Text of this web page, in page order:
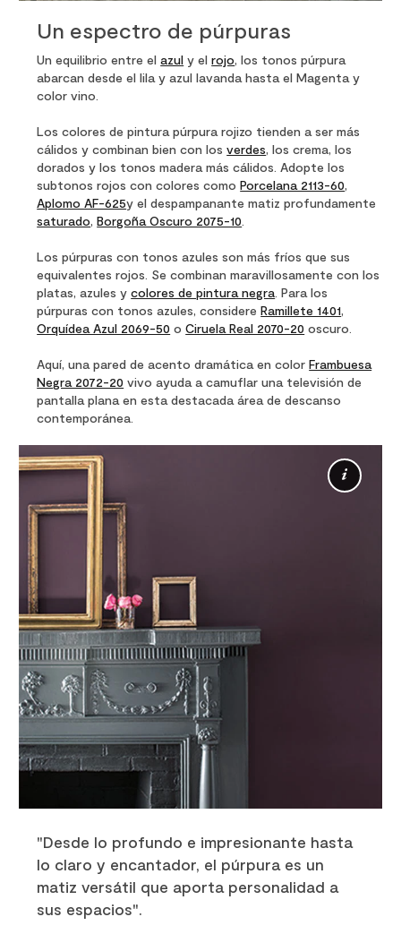
Un espectro de púrpuras
Un equilibrio entre elazul y elrojo, los tonos púrpura
abarcan desde el lila y azul lavanda hasta el Magenta y
color vino.
Los colores de pintura púrpura rojizo tienden a ser más
cálidos y combinan bien con losverdes, los crema, los
dorados y los tonos madera más cálidos. Adopte los
subtonos rojos con colores comoPorcelana 2113-60,
Aplomo AF-625y el despampanante matiz profundamente
saturado,Borgoña Oscuro 2075-10
Los púrpuras con tonos azules son más fríos que sus
equivalentes rojos. Se combinan maravillosamente con los
platas, azules ycolores de pintura negra . Para los
púrpuras con tonos azules, considereRamillete 1401,
Orquídea Azul 2069-50 oCiruela Real 2070-20 oscuro.
Aquí, una pared de acento dramática en colorFrambuesa
Negra 2072-20 vivo ayuda a camuflar una televisión de
pantalla plana en esta destacada área de descanso
contemporánea.
Más
"Desde lo profundo e impresionante hasta
lo claro y encantador, el púrpura es un
matiz versátil que aporta personalidad a
sus espacios".